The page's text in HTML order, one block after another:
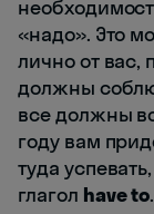
«надо». Это
лично от вас,
должны
все должны
году вам
туда
глагол have to.